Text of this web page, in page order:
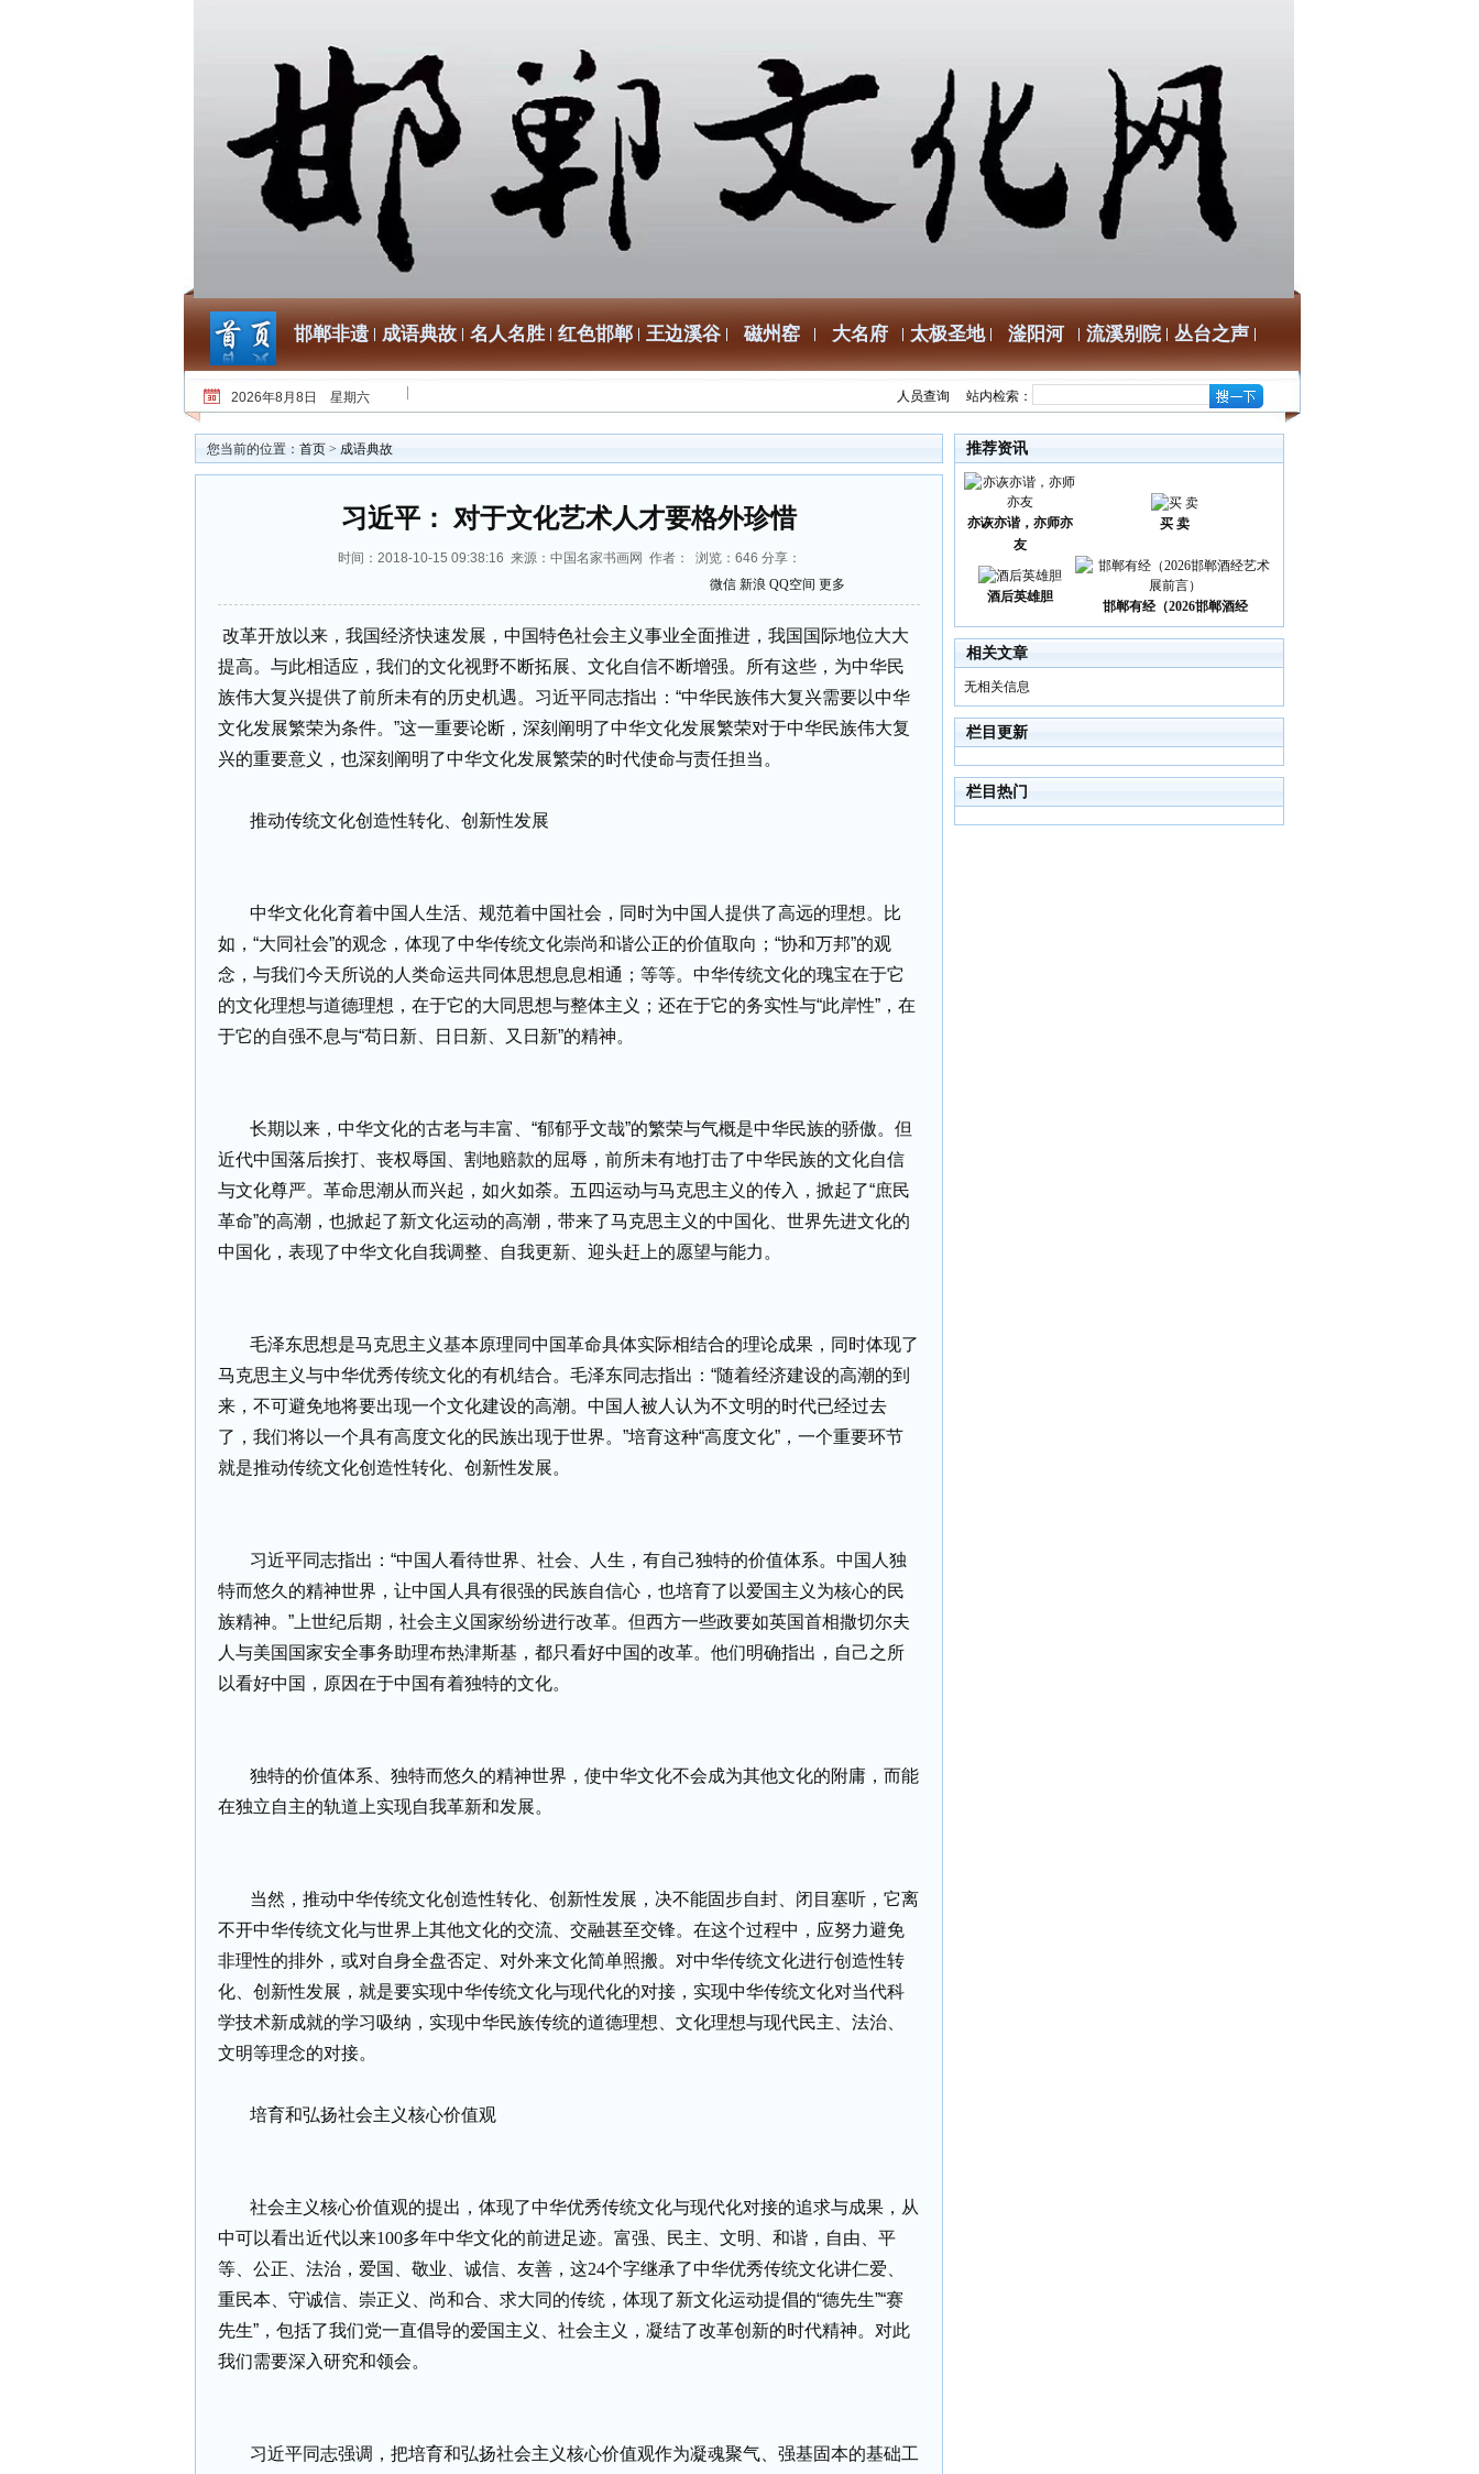
邯郸非遗 成语典故 名人名胜 红色邯郸 王边溪谷 磁州窑 大名府 太极圣地 滏阳河 流溪别院 丛台之声
2026年8月8日 星期六 人员查询 站内检索：
您当前的位置： 首页 > 成语典故
习近平： 对于文化艺术人才要格外珍惜
时间：2018-10-15 09:38:16 来源：中国名家书画网 作者： 浏览： 646 分享：
微信 新浪 QQ空间 更多
改革开放以来，我国经济快速发展，中国特色社会主义事业全面推进，我国国际地位大大
提高。与此相适应，我们的文化视野不断拓展、文化自信不断增强。所有这些，为中华民
族伟大复兴提供了前所未有的历史机遇。习近平同志指出：“中华民族伟大复兴需要以中华
文化发展繁荣为条件。”这一重要论断，深刻阐明了中华文化发展繁荣对于中华民族伟大复
兴的重要意义，也深刻阐明了中华文化发展繁荣的时代使命与责任担当。
推动传统文化创造性转化、创新性发展
中华文化化育着中国人生活、规范着中国社会，同时为中国人提供了高远的理想。比
如，“大同社会”的观念，体现了中华传统文化崇尚和谐公正的价值取向；“协和万邦”的观
念，与我们今天所说的人类命运共同体思想息息相通；等等。中华传统文化的瑰宝在于它
的文化理想与道德理想，在于它的大同思想与整体主义；还在于它的务实性与“此岸性”，在
于它的自强不息与“苟日新、日日新、又日新”的精神。
长期以来，中华文化的古老与丰富、“郁郁乎文哉”的繁荣与气概是中华民族的骄傲。但
近代中国落后挨打、丧权辱国、割地赔款的屈辱，前所未有地打击了中华民族的文化自信
与文化尊严。革命思潮从而兴起，如火如荼。五四运动与马克思主义的传入，掀起了“庶民
革命”的高潮，也掀起了新文化运动的高潮，带来了马克思主义的中国化、世界先进文化的
中国化，表现了中华文化自我调整、自我更新、迎头赶上的愿望与能力。
毛泽东思想是马克思主义基本原理同中国革命具体实际相结合的理论成果，同时体现了
马克思主义与中华优秀传统文化的有机结合。毛泽东同志指出：“随着经济建设的高潮的到
来，不可避免地将要出现一个文化建设的高潮。中国人被人认为不文明的时代已经过去
了，我们将以一个具有高度文化的民族出现于世界。”培育这种“高度文化”，一个重要环节
就是推动传统文化创造性转化、创新性发展。
习近平同志指出：“中国人看待世界、社会、人生，有自己独特的价值体系。中国人独
特而悠久的精神世界，让中国人具有很强的民族自信心，也培育了以爱国主义为核心的民
族精神。”上世纪后期，社会主义国家纷纷进行改革。但西方一些政要如英国首相撒切尔夫
人与美国国家安全事务助理布热津斯基，都只看好中国的改革。他们明确指出，自己之所
以看好中国，原因在于中国有着独特的文化。
独特的价值体系、独特而悠久的精神世界，使中华文化不会成为其他文化的附庸，而能
在独立自主的轨道上实现自我革新和发展。
当然，推动中华传统文化创造性转化、创新性发展，决不能固步自封、闭目塞听，它离
不开中华传统文化与世界上其他文化的交流、交融甚至交锋。在这个过程中，应努力避免
非理性的排外，或对自身全盘否定、对外来文化简单照搬。对中华传统文化进行创造性转
化、创新性发展，就是要实现中华传统文化与现代化的对接，实现中华传统文化对当代科
学技术新成就的学习吸纳，实现中华民族传统的道德理想、文化理想与现代民主、法治、
文明等理念的对接。
培育和弘扬社会主义核心价值观
社会主义核心价值观的提出，体现了中华优秀传统文化与现代化对接的追求与成果，从
中可以看出近代以来100多年中华文化的前进足迹。富强、民主、文明、和谐，自由、平
等、公正、法治，爱国、敬业、诚信、友善，这24个字继承了中华优秀传统文化讲仁爱、
重民本、守诚信、崇正义、尚和合、求大同的传统，体现了新文化运动提倡的“德先生”“赛
先生”，包括了我们党一直倡导的爱国主义、社会主义，凝结了改革创新的时代精神。对此
我们需要深入研究和领会。
习近平同志强调，把培育和弘扬社会主义核心价值观作为凝魂聚气、强基固本的基础工
推荐资讯
亦诙亦谐，亦师亦
友
买 卖
酒后英雄胆
邯郸有经（2026邯郸酒经
相关文章
无相关信息
栏目更新
栏目热门